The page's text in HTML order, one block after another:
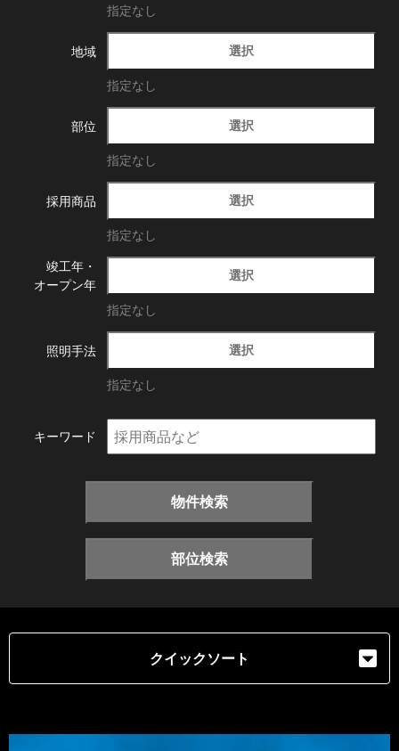
指定なし
地域 選択
指定なし
部位 選択
指定なし
採用商品 選択
指定なし
竣工年・
オープン年
選択
指定なし
照明手法 選択
指定なし
キーワード
物件検索
部位検索
クイックソート